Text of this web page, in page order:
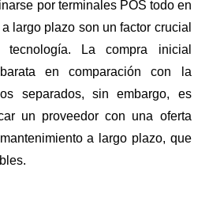
por terminales POS todo en
largo plazo son un factor crucial
La compra inicial
en comparación con la
separados, sin embargo, es
un proveedor con una oferta
a largo plazo, que